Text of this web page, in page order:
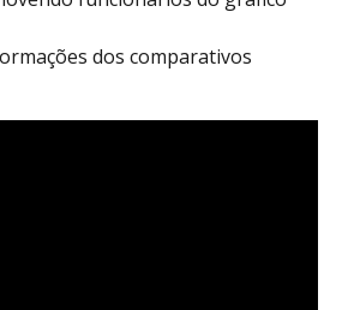
dos comparativos